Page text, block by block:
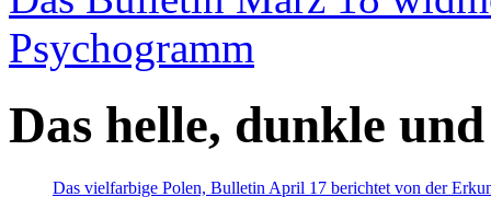
Psychogramm
Das helle, dunkle
Das vielfarbige Polen, Bulletin April 17 berichtet von der